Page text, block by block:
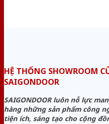
HỆ THỐNG SHOWROOM
SAIGONDOOR
SAIGONDOOR luôn nỗ lực
hàng những sản phẩm công
tiện ích, sáng tạo cho cộng